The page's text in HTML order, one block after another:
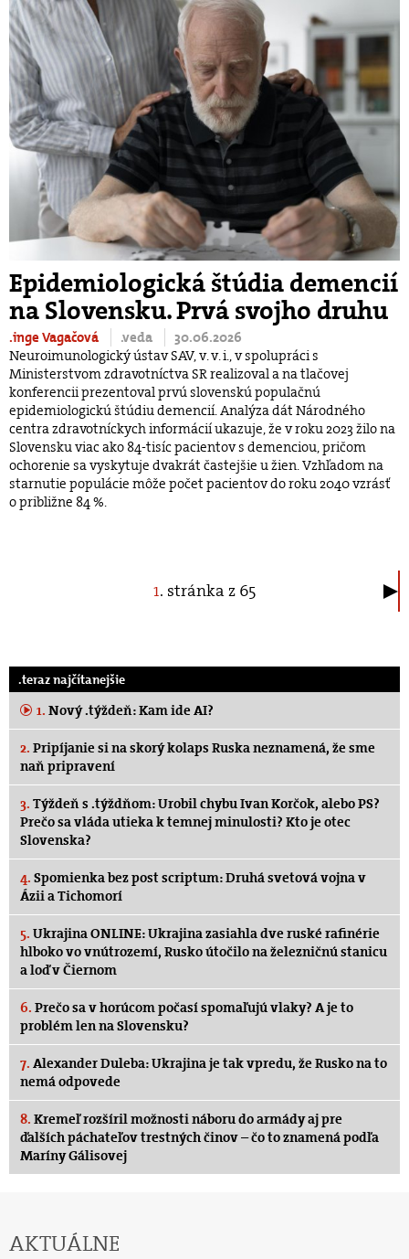
Epidemiologická štúdia demencií
na Slovensku. Prvá svojho druhu
.inge Vagačová .veda
30.06.2026
Neuroimunologický ústav SAV, v. v. i., v spolupráci s
Ministerstvom zdravotníctva SR realizoval a na tlačovej
konferencii prezentoval prvú slovenskú populačnú
epidemiologickú štúdiu demencií. Analýza dát Národného
centra zdravotníckych informácií ukazuje, že v roku 2023 žilo na
Slovensku viac ako 84-tisíc pacientov s demenciou, pričom
ochorenie sa vyskytuje dvakrát častejšie u žien. Vzhľadom na
starnutie populácie môže počet pacientov do roku 2040 vzrásť
o približne 84 %.
1. stránka z 65
.teraz najčítanejšie
1. Nový .týždeň: Kam ide AI?
2. Pripíjanie si na skorý kolaps Ruska neznamená, že sme
naň pripravení
3. Týždeň s .týždňom: Urobil chybu Ivan Korčok, alebo PS?
Prečo sa vláda utieka k temnej minulosti? Kto je otec
Slovenska?
4. Spomienka bez post scriptum: Druhá svetová vojna v
Ázii a Tichomorí
5. Ukrajina ONLINE: Ukrajina zasiahla dve ruské rafinérie
hlboko vo vnútrozemí, Rusko útočilo na železničnú stanicu
a loď v Čiernom
6. Prečo sa v horúcom počasí spomaľujú vlaky? A je to
problém len na Slovensku?
7. Alexander Duleba: Ukrajina je tak vpredu, že Rusko na to
nemá odpovede
8. Kremeľ rozšíril možnosti náboru do armády aj pre
ďalších páchateľov trestných činov – čo to znamená podľa
Maríny Gálisovej
AKTUÁLNE